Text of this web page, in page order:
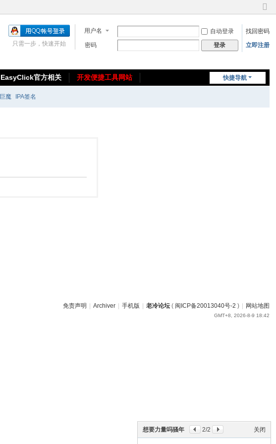
切
到
窄
用户名 自动登录
找回密码
密码
登录 立即注册
只需一步，快速开始
快捷导航
EasyClick官方相关
开发便捷工具网站
巨魔 IPA签名
关闭
想要力量吗骚年 2/2
免责声明 Archiver 手机版 老冷论坛( 闽ICP备20013040号-2 ) 网站地图
GMT+8, 2026-8-9 18:42